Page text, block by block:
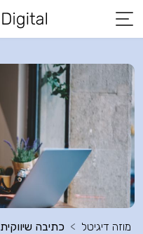
מוזה דיגיטל כתיבה שיווקית